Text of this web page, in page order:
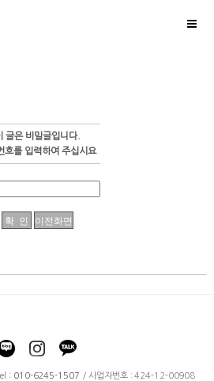
글은 비밀글입니다.
호를 입력하여 주십시요
: 010-6245-1507 / 사업자번호 : 424-12-00908